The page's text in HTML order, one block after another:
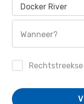
Docker River
Wanneer?